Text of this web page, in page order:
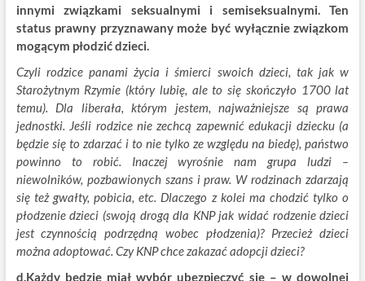
innymi związkami seksualnymi i semiseksualnymi. Ten
status prawny przyznawany może być wyłącznie związkom
mogącym płodzić dzieci.
Czyli rodzice panami życia i śmierci swoich dzieci, tak jak w
Starożytnym Rzymie (który lubię, ale to się skończyło 1700 lat
temu). Dla liberała, którym jestem, najważniejsze są prawa
jednostki. Jeśli rodzice nie zechcą zapewnić edukacji dziecku (a
będzie się to zdarzać i to nie tylko ze względu na biedę), państwo
powinno to robić. Inaczej wyrośnie nam grupa ludzi –
niewolników, pozbawionych szans i praw. W rodzinach zdarzają
się też gwałty, pobicia, etc. Dlaczego z kolei ma chodzić tylko o
płodzenie dzieci (swoją drogą dla KNP jak widać rodzenie dzieci
jest czynnością podrzędną wobec płodzenia)? Przecież dzieci
można adoptować. Czy KNP chce zakazać adopcji dzieci?
d.Każdy będzie miał wybór ubezpieczyć się – w dowolnej